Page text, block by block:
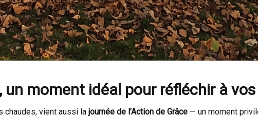
moment idéal pour réfléchir à
vient aussi la journée de l’Action de Grâce — un moment